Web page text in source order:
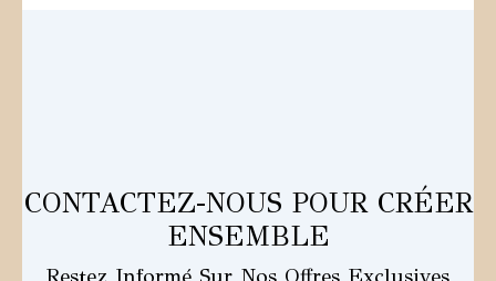
CONTACTEZ-NOUS POUR CRÉER
ENSEMBLE
Restez Informé Sur Nos Offres Exclusives